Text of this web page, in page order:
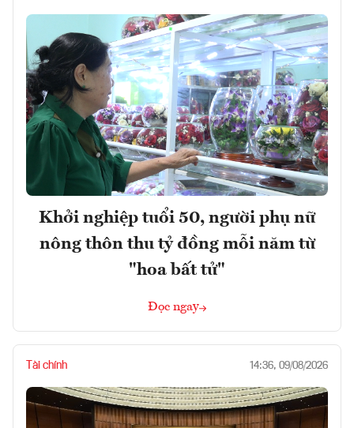
Khởi nghiệp tuổi 50, người phụ nữ
nông thôn thu tỷ đồng mỗi năm từ
"hoa bất tử"
Đọc ngay
Tài chính 14:36, 09/08/2026